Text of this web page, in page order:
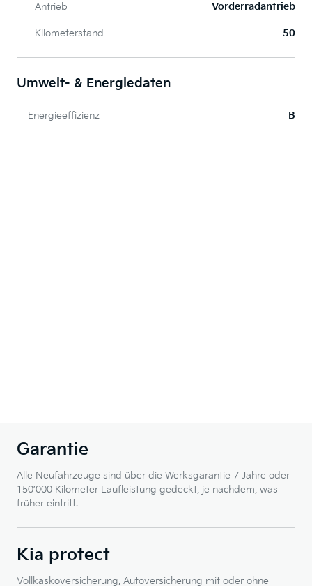
Antrieb Vorderradantrieb
Kilometerstand 50
Umwelt- & Energiedaten
Energieeffizienz B
Garantie
Alle Neufahrzeuge sind über die Werksgarantie 7 Jahre oder
150’000 Kilometer Laufleistung gedeckt, je nachdem, was
früher eintritt.
Kia protect
Vollkaskoversicherung, Autoversicherung mit oder ohne